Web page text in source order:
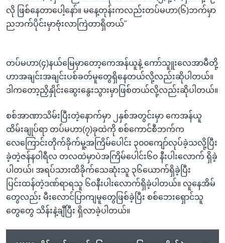
လို ဖြစ်နေတာပေါ့နော်။ မနေ့တုန်းကလည်းတပ်မဟာ(၆)ဘက်မှာ
ညဘက်ပိုင်းမှာဗုံးလာကြဲတာရှိတယ်"
တပ်မဟာ(၄)နယ်မြေမှာတော့ကေအန်ယူနဲ့ ကော်သူူးလေအာမီတို့
ဟာအချင်းအချင်းပစ်ခတ်မူတွေရှိနေတယ်လို့လည်းဆိုပါတယ်။
ဒါကတော့ညှိနှိုင်းဆွေးနွေးသွားမှာဖြစ်တယ်လို့လည်းဆိုပါတယ်။
စစ်အာဏာသိမ်းပြီးတဲ့နောက်မှာ ၂နှစ်အတွင်းမှာ ကေအန်ယူ
ထိမ်းချုပ်ရာ တပ်မဟာ(၇)ခုထဲကို စစ်ကောင်စီဘက်က
လေကြောင်းတိုက်ခိုက်မူ့အကြိမ်ပေါင်း ၃၀၀ကျော်လုပ်ခဲ့သလို့ပြီး
ခဲ့တဲ့ဇန်နဝါရီလ တလထဲမှာပဲအကြိမ်ပေါင်း၆၀ နီးပါးလောက် ရှိခဲ့
ပါတယ်၊ အရပ်သားထိခိုက်သေဆုံးသူ ၃၆ယောက်ရှိခဲ့ပြီး
ပြင်းထန်တဲ့ဒဏ်ရာရသူ ၆၀နီးပါးလောက်ရှိခဲ့ပါတယ်။ လူနေအိမ်
တွေလည်း မီးလောင်ပြာကျမူတွေဖြစ်ခဲ့ပြီး စစ်ဘေးရှောင်သူ
တွေတွေ သိန်းနဲ့ချီပြီး ရှိလာခဲ့ပါတယ်။